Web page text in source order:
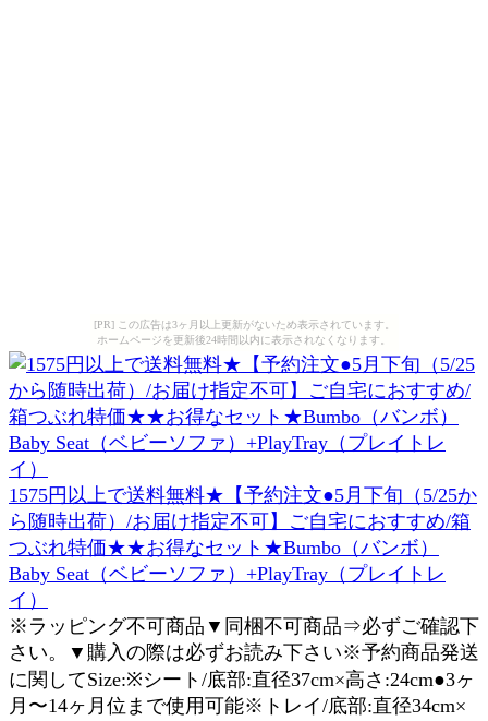
[PR] この広告は3ヶ月以上更新がないため表示されています。
ホームページを更新後24時間以内に表示されなくなります。
1575円以上で送料無料★【予約注文●5月下旬（5/25か
ら随時出荷）/お届け指定不可】ご自宅におすすめ/箱
つぶれ特価★★お得なセット★Bumbo（バンボ）
Baby Seat（ベビーソファ）+PlayTray（プレイトレ
イ）
※ラッピング不可商品▼同梱不可商品⇒必ずご確認下
さい。▼購入の際は必ずお読み下さい※予約商品発送
に関してSize:※シート/底部:直径37cm×高さ:24cm●3ヶ
月〜14ヶ月位まで使用可能※トレイ/底部:直径34cm×